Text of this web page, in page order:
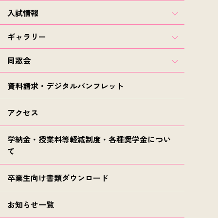
入試情報
ギャラリー
同窓会
資料請求・デジタルパンフレット
アクセス
学納金・授業料等軽減制度・各種奨学金につい
て
卒業生向け書類ダウンロード
お知らせ一覧